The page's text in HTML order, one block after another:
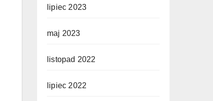
lipiec 2023
maj 2023
listopad 2022
lipiec 2022